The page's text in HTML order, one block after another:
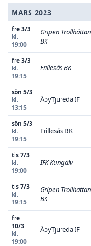
MARS 2023
fre 3/3
kl.
19:00
Gripen Trollhättan
BK
fre 3/3
kl.
19:15
Frillesås BK
sön 5/3
kl.
13:15
ÅbyTjureda IF
sön 5/3
kl.
19:15
Frillesås BK
tis 7/3
kl.
19:00
IFK Kungälv
tis 7/3
kl.
19:15
Gripen Trollhättan
BK
fre
10/3
kl.
19:00
ÅbyTjureda IF